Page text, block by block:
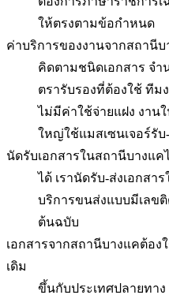
ให้ตรงตามข้อกำหนด
ค่าบริการของงานจากสถานีบ
คิดตามชนิดเอกสาร จ
ตรารับรองที่ต้องใช้ ทีม
ไม่มีค่าใช้จ่ายแฝง งาน
ใหญ่ใช้แมสเซนเจอร์รับ
นัดรับเอกสารในสถานีบางแค
ได้ เรานัดรับ-ส่งเอกสา
บริการขนส่งแบบมีเลข
ต้นฉบับ
เอกสารจากสถานีบางแคต้อง
เดิม
ขึ้นกับประเทศปลายทา